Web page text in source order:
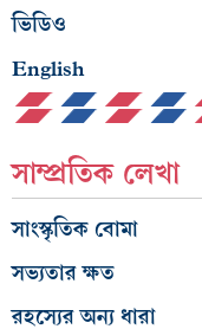
ভিডিও
English
সাম্প্রতিক লেখা
সাংস্কৃতিক বোমা
সভ্যতার ক্ষত
রহস্যের অন্য ধারা